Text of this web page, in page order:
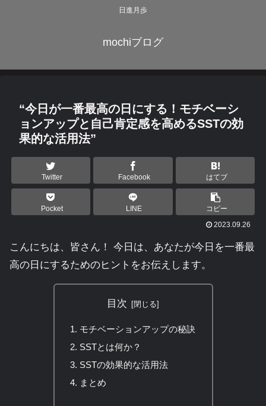
日進月歩
mochiブログ
“今日が一番最高の日にする！モチベーシ
ョンアップと自己肯定感を高めるSSTの効
果的な活用法”
Twitter Facebook はてブ
Pocket LINE
コピー
2023.09.26
こんにちは、皆さん！ 今日は、あなたが今日を一番最
高の日にするためのヒントをお伝えします。
目次
モチベーションアップの秘訣
SSTとは何か？
SSTの効果的な活用法
まとめ